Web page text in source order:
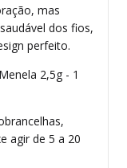
mas
dos fios,
perfeito.
2,5g - 1
agir de 5 a 20